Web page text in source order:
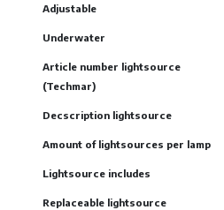
Adjustable
Underwater
Article number lightsource
(Techmar)
Decscription lightsource
Amount of lightsources per lamp
Lightsource includes
Replaceable lightsource